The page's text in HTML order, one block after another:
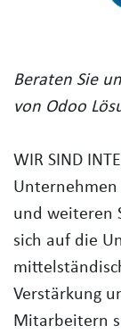
Beraten Sie
von Odoo
WIR SIND
und weiteren
sich auf die
Verstärkung
Mitarbeitern